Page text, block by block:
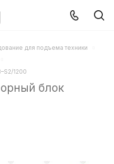
для подъема техники
1200
блок